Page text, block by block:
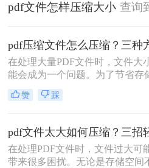
pdf文件怎样压缩大小 查询
在处理大量PDF文件时，文件大
能会成为一个问题。为了节省存
间并提高传输效率，对PDF文件
压缩是一个很好的选择。本文将
PDF文件，帮助您轻松实现文件
的优化。
赞 踩
在处理PDF文件时，文件过大可
带来很多困扰。无论是存储空间